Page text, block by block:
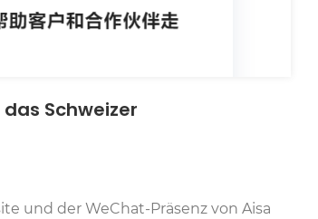
Schweizer
und der WeChat-Präsenz von Aisa